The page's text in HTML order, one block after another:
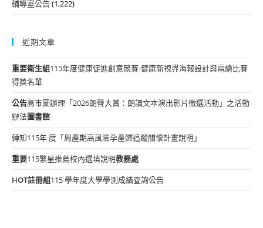
輔導室公告(1,222)
近期文章
重要衛生組115年度健康促進創意競賽-健康新視界海報設計與電繪比賽
得獎名單
公告高市圖辦理「2026朗聲大賞：朗讀文本演出影片徵選活動」之活動
辦法圖書館
轉知115年 度「周產期高風險孕產婦追蹤關懷計畫說明」
重要115繁星推薦校內選填說明教務處
HOT註冊組115 學年度大學學測成績查詢公告